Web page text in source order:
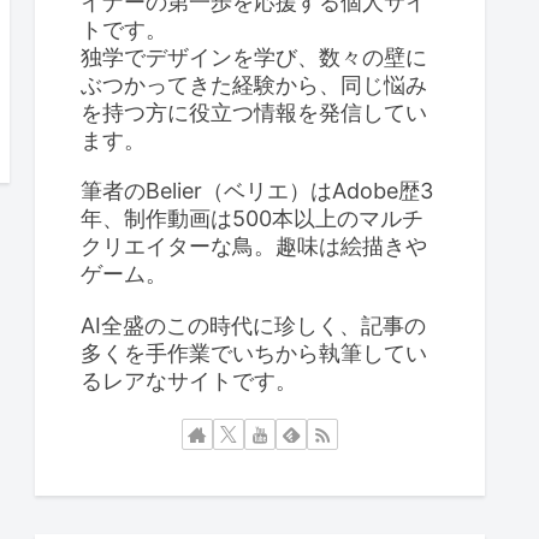
トです。
独学でデザインを学び、数々の壁に
ぶつかってきた経験から、同じ悩み
を持つ方に役立つ情報を発信してい
ます。
筆者のBelier（ベリエ）はAdobe歴3
年、制作動画は500本以上のマルチ
クリエイターな鳥。趣味は絵描きや
ゲーム。
AI全盛のこの時代に珍しく、記事の
多くを手作業でいちから執筆してい
るレアなサイトです。